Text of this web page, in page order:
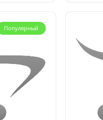
Популярный
Популярный